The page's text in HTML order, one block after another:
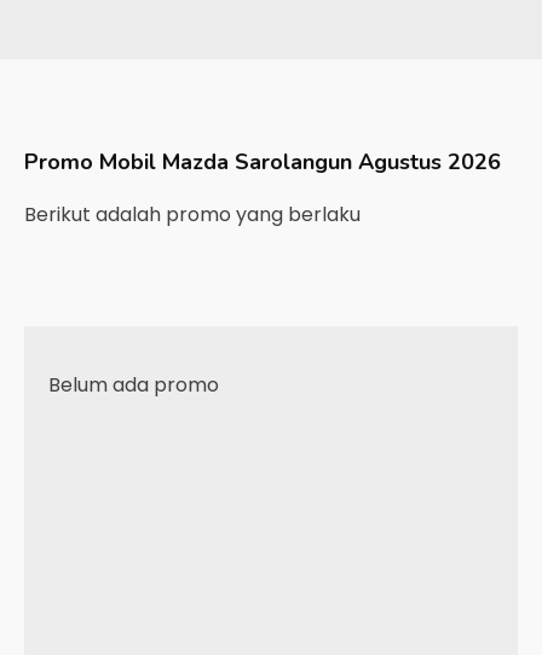
Promo Mobil Mazda Sarolangun Agustus 2026
Berikut adalah promo yang berlaku
Belum ada promo